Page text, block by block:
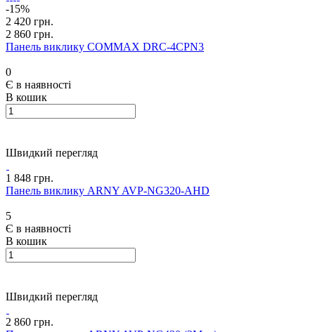
-15%
2 420 грн.
2 860 грн.
Панель виклику COMMAX DRC-4CPN3
0
Є в наявності
В кошик
Швидкий перегляд
1 848 грн.
Панель виклику ARNY AVP-NG320-AHD
5
Є в наявності
В кошик
Швидкий перегляд
2 860 грн.